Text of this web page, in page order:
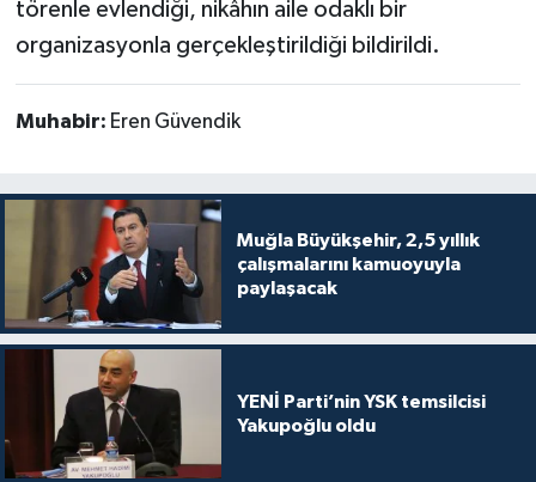
törenle evlendiği, nikâhın aile odaklı bir
organizasyonla gerçekleştirildiği bildirildi.
Muhabir: Eren Güvendik
Muğla Büyükşehir, 2,5 yıllık
çalışmalarını kamuoyuyla
paylaşacak
YENİ Parti’nin YSK temsilcisi
Yakupoğlu oldu